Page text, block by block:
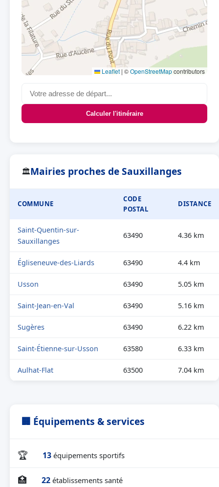
Leaflet | ©OpenStreetMapcontributors
Calculer l'itinéraire
🏛Mairies proches de Sauxillanges
COMMUNE
CODE
POSTAL
DISTANCE
Saint-Quentin-sur-
Sauxillanges
63490 4.36 km
Égliseneuve-des-Liards 63490 4.4 km
Usson 63490 5.05 km
Saint-Jean-en-Val 63490 5.16 km
Sugères 63490 6.22 km
Saint-Étienne-sur-Usson 63580 6.33 km
Aulhat-Flat 63500 7.04 km
🏢 Équipements & services
🏆 13 équipements sportifs
🏥 22 établissements santé